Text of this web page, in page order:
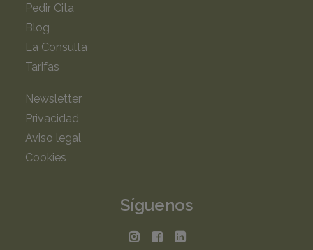
Pedir Cita
Blog
La Consulta
Tarifas
Newsletter
Privacidad
Aviso legal
Cookies
Síguenos